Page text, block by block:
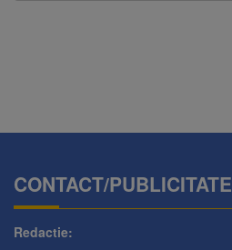
CONTACT/PUBLICITATE
Redactie: